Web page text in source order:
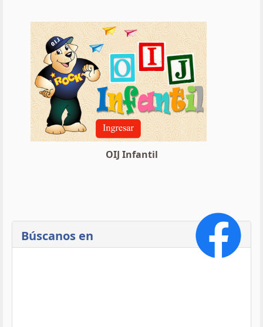
OIJ Infantil
Búscanos en